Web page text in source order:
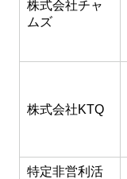
株式会社チャ
ムズ
株式会社KTQ
特定非営利活